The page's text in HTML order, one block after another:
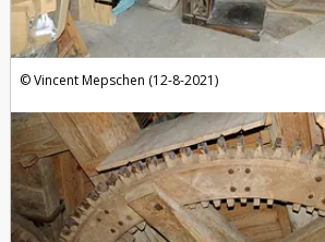
Vincent Mepschen (12-8-2021)